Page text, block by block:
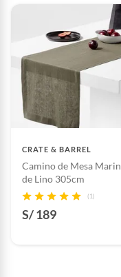
CRATE & BARREL
Camino de Mesa Marin
de Lino 305cm
(1)
S/ 189